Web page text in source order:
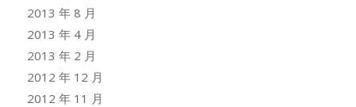
2013 年 8 月
2013 年 4 月
2013 年 2 月
2012 年 12 月
2012 年 11 月